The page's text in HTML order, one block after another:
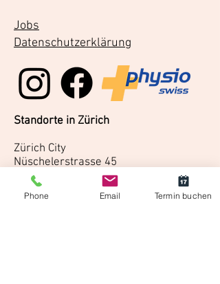
Jobs
Datenschutzerklärung
Standorte in Zürich
Zürich City
Nüschelerstrasse 45
8001 Zürich
Phone Email Termin buchen